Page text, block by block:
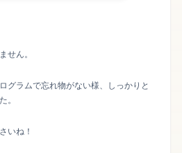
せん。
グラムで忘れ物がない様、しっかりと
。
いね！